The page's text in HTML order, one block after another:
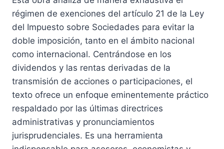
régimen de exenciones del artículo 21 de la Ley
del Impuesto sobre Sociedades para evitar la
doble imposición, tanto en el ámbito nacional
como internacional. Centrándose en los
dividendos y las rentas derivadas de la
transmisión de acciones o participaciones, el
texto ofrece un enfoque eminentemente práctico
respaldado por las últimas directrices
administrativas y pronunciamientos
jurisprudenciales. Es una herramienta